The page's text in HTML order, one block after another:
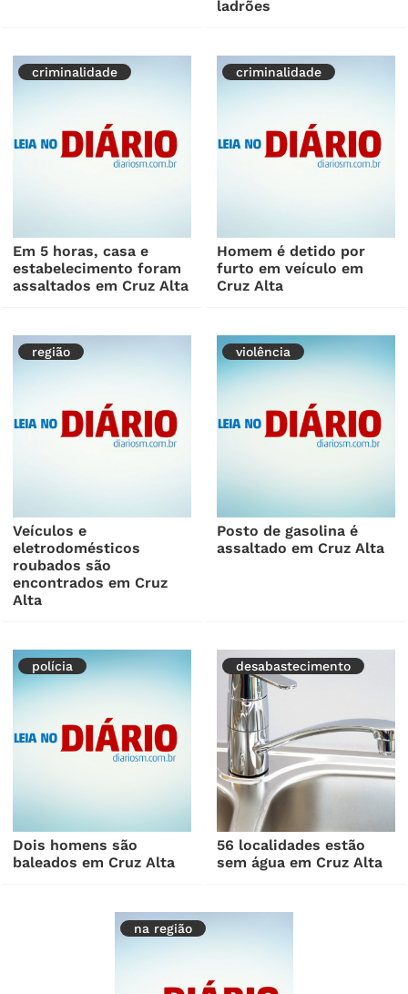
ladrões
criminalidade
Em 5 horas, casa e
estabelecimento foram
assaltados em Cruz Alta
criminalidade
Homem é detido por
furto em veículo em
Cruz Alta
região
Veículos e
eletrodomésticos
roubados são
encontrados em Cruz
Alta
violência
Posto de gasolina é
assaltado em Cruz Alta
polícia
Dois homens são
baleados em Cruz Alta
desabastecimento
56 localidades estão
sem água em Cruz Alta
na região